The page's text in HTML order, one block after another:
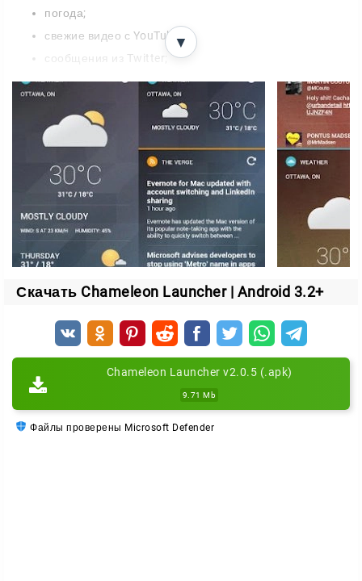
погода;
свежие видео с YouTube;
сообщения из Twitter;
лента Facebook.
Настройка под себя
Расстановка плиток занимает пару движений.
Перетащил виджет на сетку, подогнал размер — и
домашний экран собран так, как удобно именно вам.
С Chameleon Launcher планшет получает новый
макет главного экрана и работает под ваш стиль
использования.
▼
Скачать Chameleon Launcher | Android 3.2+
Chameleon Launcher v2.0.5 (.apk)
9.71 Mb
Файлы проверены Microsoft Defender